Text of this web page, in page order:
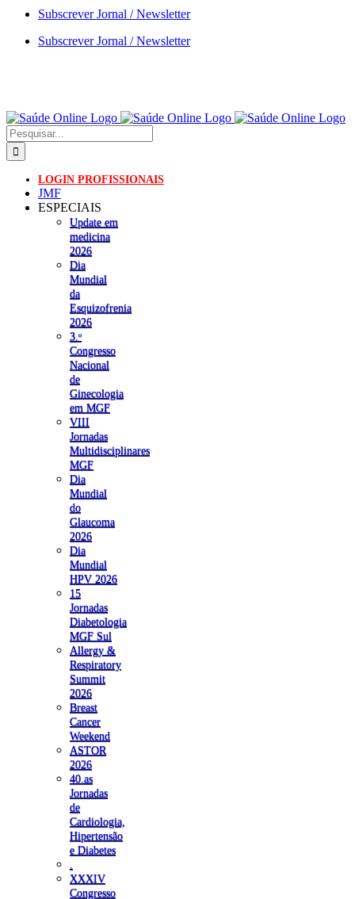
Skip
content
Subscrever Jornal / Newsletter
Subscrever Jornal / Newsletter
Pesquisar
LOGIN PROFISSIONAIS
JMF
ESPECIAIS
Update em
medicina
2026
Dia
Mundial
da
Esquizofrenia
2026
3.ᵒ
Congresso
Nacional
de
Ginecologia
em MGF
VIII
Jornadas
Multidisciplinares
MGF
Dia
Mundial
do
Glaucoma
2026
Dia
Mundial
HPV 2026
15
Jornadas
Diabetologia
MGF Sul
Allergy &
Respiratory
Summit
2026
Breast
Cancer
Weekend
ASTOR
2026
40.as
Jornadas
de
Cardiologia,
Hipertensão
e Diabetes
XXXIV
Congresso